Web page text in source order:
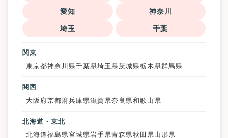
愛知 神奈川
埼玉 千葉
関東
東京都神奈川県千葉県埼玉県茨城県栃木県群馬県
関西
大阪府京都府兵庫県滋賀県奈良県和歌山県
北海道・東北
北海道福島県宮城県岩手県青森県秋田県山形県